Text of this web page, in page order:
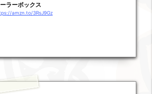
ラーボックス
amzn.to/3RsJ9Gz